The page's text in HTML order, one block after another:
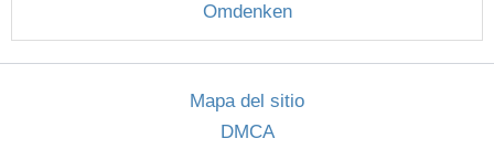
Omdenken
Mapa del sitio
DMCA